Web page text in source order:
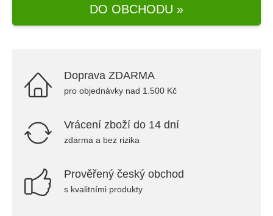
DO OBCHODU »
Doprava ZDARMA
pro objednávky nad 1.500 Kč
Vrácení zboží do 14 dní
zdarma a bez rizika
Prověřený český obchod
s kvalitními produkty